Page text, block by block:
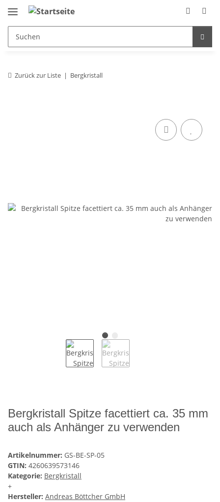
Zurück zur Liste Bergkristall
Bergkristall Spitze facettiert ca. 35 mm
auch als Anhänger zu verwenden
Artikelnummer: GS-BE-SP-05
GTIN: 4260639573146
Kategorie: Bergkristall
+
Hersteller: Andreas Böttcher GmbH